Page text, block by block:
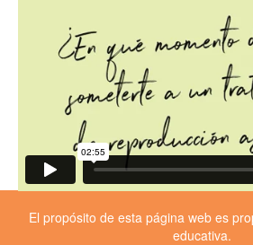
El propósito de esta página web es
educativa.